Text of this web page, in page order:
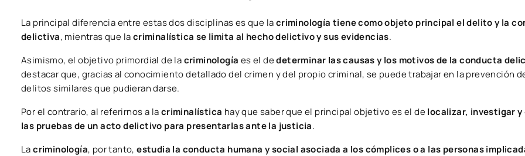
La principal diferencia entre estas dos disciplinas es que lacriminología tiene como objeto principal el delito y la
delictiva, mientras que lacriminalística se limita al hecho delictivo y sus evidencias.
Asimismo, el objetivo primordial de lacriminología es el dedeterminar las causas y los motivos de la conducta
destacar que, gracias al conocimiento detallado del crimen y del propio criminal, se puede trabajar en la prevención
delitos similares que pudieran darse.
Por el contrario, al referirnos a lacriminalística hay que saber que el principal objetivo es el delocalizar, investigar y
las pruebas de un acto delictivo para presentarlas ante la justicia.
Lacriminología, por tanto,estudia la conducta humana y social asociada a los cómplices o a las personas